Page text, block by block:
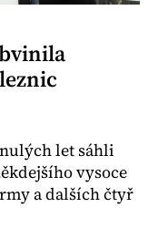
let sáhli
vysoce
a dalších čtyř